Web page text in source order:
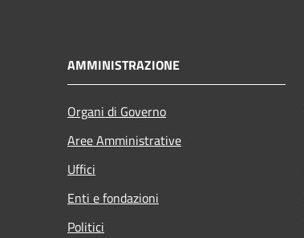
AMMINISTRAZIONE
Organi di Governo
Aree Amministrative
Uffici
Enti e fondazioni
Politici